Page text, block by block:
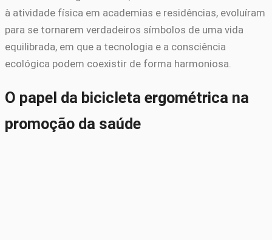
à atividade física em academias e residências, evoluíram
para se tornarem verdadeiros símbolos de uma vida
equilibrada, em que a tecnologia e a consciência
ecológica podem coexistir de forma harmoniosa.
O papel da bicicleta ergométrica na
promoção da saúde